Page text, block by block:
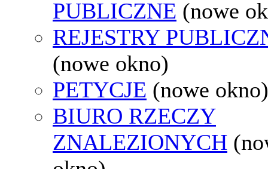
PUBLICZNE (nowe
REJESTRY
(nowe okno)
PETYCJE (nowe okno)
BIURO RZECZY
ZNALEZIONYCH